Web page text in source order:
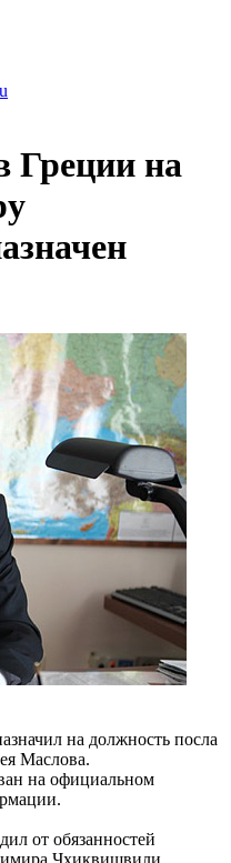
Греции на
на должность посла
Маслова.
на официальном
от обязанностей
Чхиквишвили.